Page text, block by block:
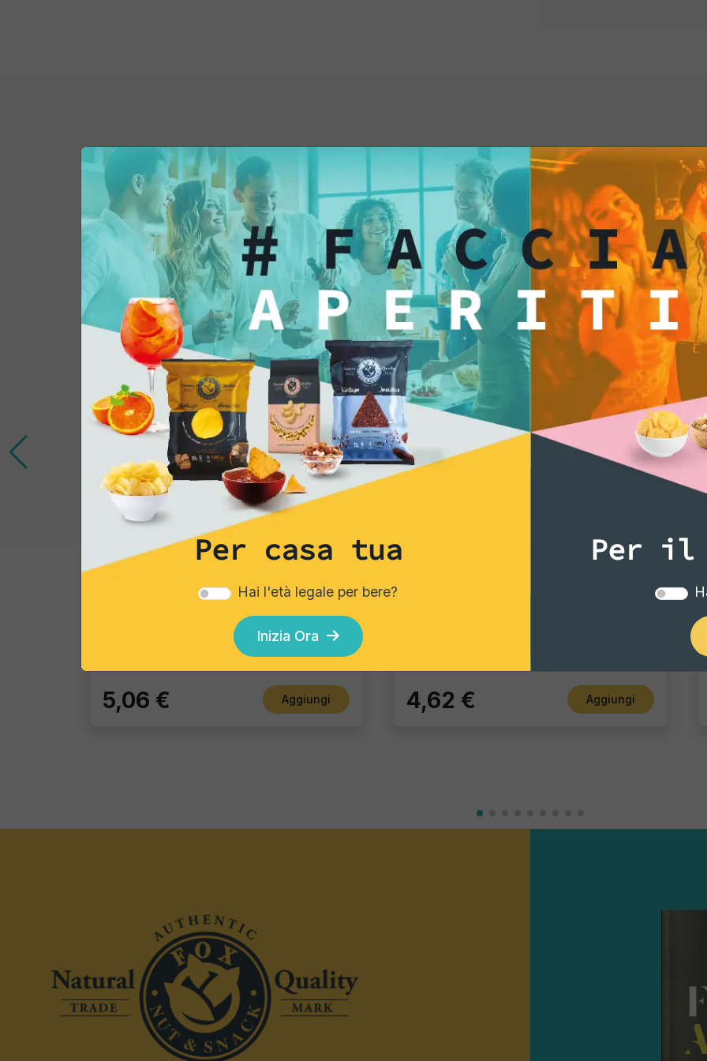
Provale subito!
Potrebbe interessarti anche...
Taralli classici
5,06 € Aggiungi 4,62 € Aggiungi
Per casa tua
Hai l'età legale per bere?
Inizia Ora
Per il